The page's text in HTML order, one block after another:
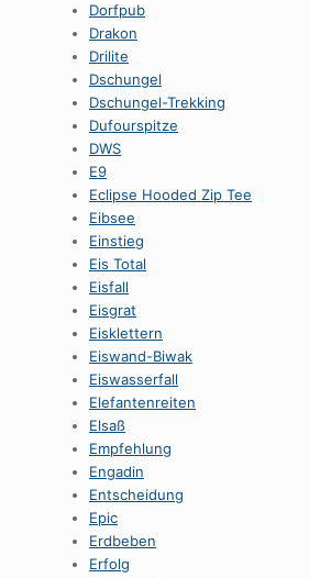
Dorfpub
Drakon
Drilite
Dschungel
Dschungel-Trekking
Dufourspitze
DWS
E9
Eclipse Hooded Zip Tee
Eibsee
Einstieg
Eis Total
Eisfall
Eisgrat
Eisklettern
Eiswand-Biwak
Eiswasserfall
Elefantenreiten
Elsaß
Empfehlung
Engadin
Entscheidung
Epic
Erdbeben
Erfolg